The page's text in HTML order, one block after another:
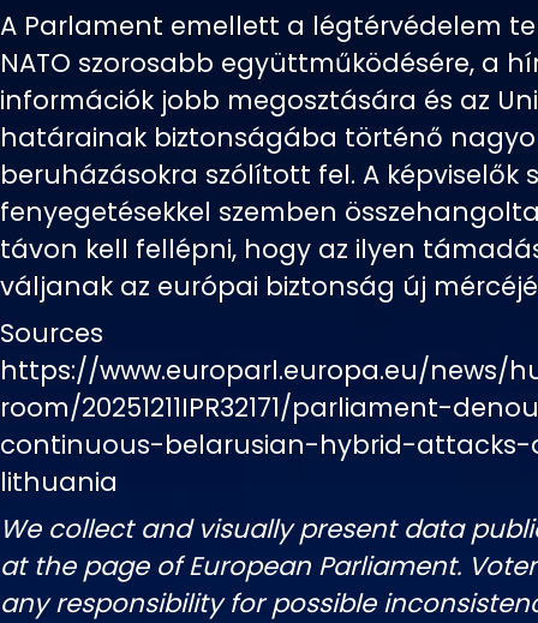
A Parlament emellett a légtérvédelem
NATO szorosabb együttműködésére, a
információk jobb megosztására és az
határainak biztonságába történő
beruházásokra szólított fel. A képviselők
fenyegetésekkel szemben
távon kell fellépni, hogy az ilyen
váljanak az európai biztonság új
Sources
https://www.europarl.europa.eu/news/
room/20251211IPR32171/parliament-
continuous-belarusian-hybrid-
lithuania
We collect and visually present data
at the page of European Parliament.
any responsibility for possible